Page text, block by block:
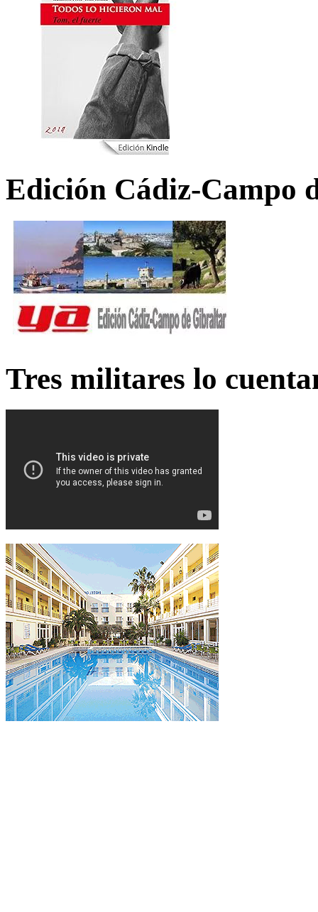
Edición Cádiz-Campo
Tres militares lo